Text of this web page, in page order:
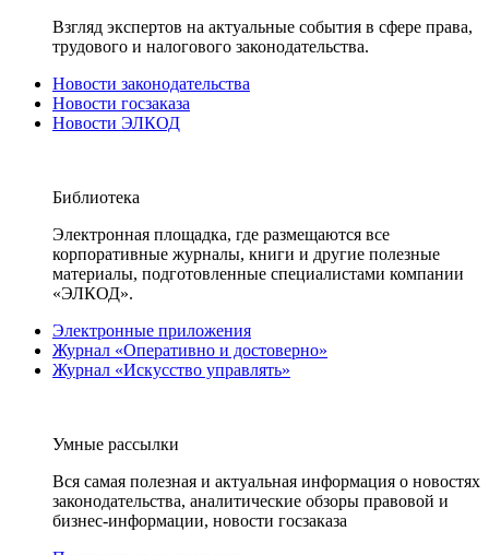
Взгляд экспертов на актуальные события в сфере права,
трудового и налогового законодательства.
Новости законодательства
Новости госзаказа
Новости ЭЛКОД
Библиотека
Электронная площадка, где размещаются все
корпоративные журналы, книги и другие полезные
материалы, подготовленные специалистами компании
«ЭЛКОД».
Электронные приложения
Журнал «Оперативно и достоверно»
Журнал «Искусство управлять»
Умные рассылки
Вся самая полезная и актуальная информация о новостях
законодательства, аналитические обзоры правовой и
бизнес-информации, новости госзаказа